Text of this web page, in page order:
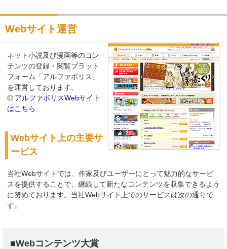
Webサイト運営
ネット小説及び漫画等のコン
テンツの登録・閲覧プラット
フォーム「アルファポリス」
を運営しております。
アルファポリスWebサイト
はこちら
Webサイト上の主要サ
ービス
当社Webサイトでは、作家及びユーザーにとって魅力的なサービ
スを提供することで、継続して新たなコンテンツを収集できるよう
に努めております。当社Webサイト上でのサービスは次の通りで
す。
■Webコンテンツ大賞